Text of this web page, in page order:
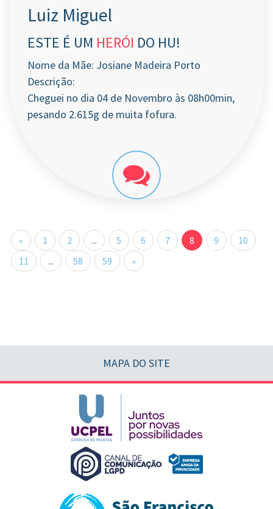
Luiz Miguel
ESTE É UM HERÓI DO HU!
Nome da Mãe: Josiane Madeira Porto
Descrição:
Cheguei no dia 04 de Novembro às 08h00min,
pesando 2.615g de muita fofura.
« 1 2 ... 5 6 7 8 9
10
11
... 58 59 »
MAPA DO SITE